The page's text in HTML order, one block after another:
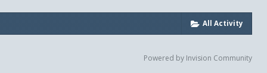
All Activity
Powered by Invision Community